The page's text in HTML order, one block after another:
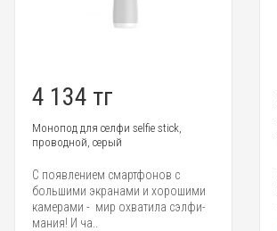
4 134 тг
Монопод для селфи selfie stick,
проводной, серый
С появлением смартфонов с
большими экранами и хорошими
камерами - мир охватила сэлфи-
мания! И ча..